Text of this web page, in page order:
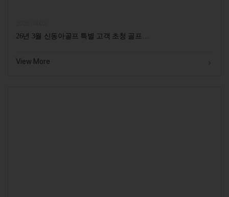
26년 3월 신동아골프 특별 고객 초청 골프…
View More